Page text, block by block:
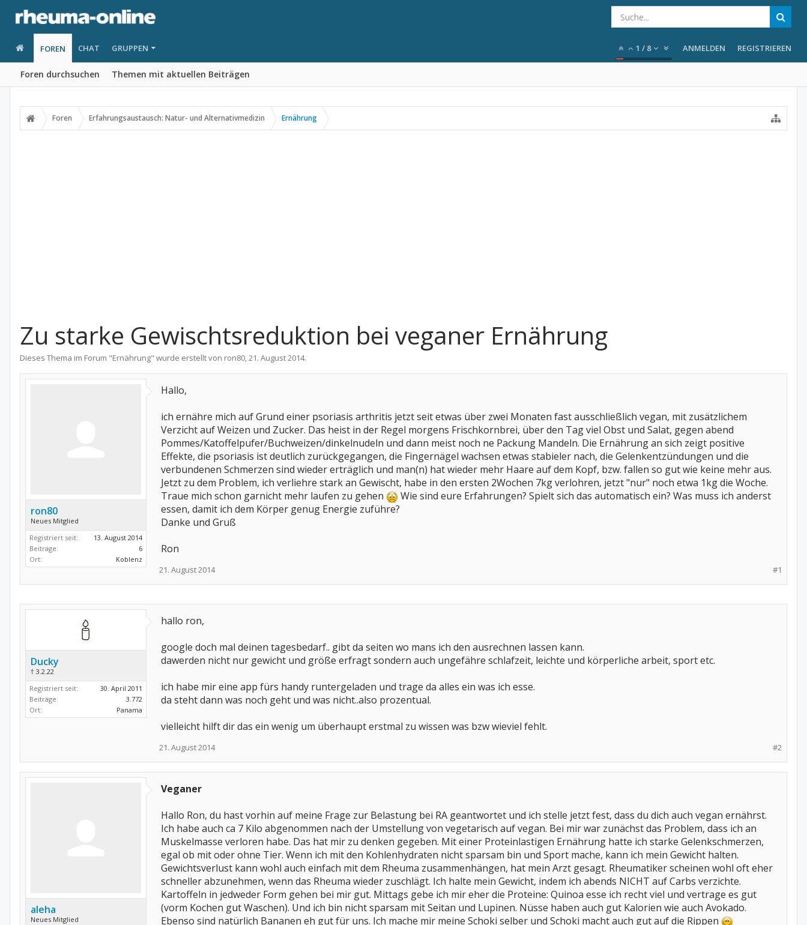
FOREN
Foren durchsuchen Themen mit aktuellen Beiträgen
CHAT GRUPPEN 1 / 8 ANMELDEN REGISTRIEREN
Foren Erfahrungsaustausch: Natur- und Alternativmedizin Ernährung
Zu starke Gewischtsreduktion bei veganer Ernährung
Dieses Thema im Forum "Ernährung" wurde erstellt von ron80,21. August 2014.
ron80
Neues Mitglied
Registriert seit:
13. August 2014
Beiträge:
6
Ort:
Koblenz
Hallo,
ich ernähre mich auf Grund einer psoriasis arthritis jetzt seit etwas über zwei Monaten fast ausschließlich vegan, mit zusätzlichem
Verzicht auf Weizen und Zucker. Das heist in der Regel morgens Frischkornbrei, über den Tag viel Obst und Salat, gegen abend
Pommes/Katoffelpufer/Buchweizen/dinkelnudeln und dann meist noch ne Packung Mandeln. Die Ernährung an sich zeigt positive
Effekte, die psoriasis ist deutlich zurückgegangen, die Fingernägel wachsen etwas stabieler nach, die Gelenkentzündungen und die
verbundenen Schmerzen sind wieder erträglich und man(n) hat wieder mehr Haare auf dem Kopf, bzw. fallen so gut wie keine mehr aus.
Jetzt zu dem Problem, ich verliehre stark an Gewischt, habe in den ersten 2Wochen 7kg verlohren, jetzt "nur" noch etwa 1kg die Woche.
Traue mich schon garnicht mehr laufen zu gehen
Wie sind eure Erfahrungen? Spielt sich das automatisch ein? Was muss ich anderst
essen, damit ich dem Körper genug Energie zuführe?
Danke und Gruß
Ron
#1
21. August 2014
Ducky
† 3.2.22
Registriert seit:
30. April 2011
Beiträge:
3.772
Ort:
Panama
hallo ron,
google doch mal deinen tagesbedarf.. gibt da seiten wo mans ich den ausrechnen lassen kann.
dawerden nicht nur gewicht und größe erfragt sondern auch ungefähre schlafzeit, leichte und körperliche arbeit, sport etc.
ich habe mir eine app fürs handy runtergeladen und trage da alles ein was ich esse.
da steht dann was noch geht und was nicht..also prozentual.
vielleicht hilft dir das ein wenig um überhaupt erstmal zu wissen was bzw wieviel fehlt.
#2
21. August 2014
aleha
Neues Mitglied
Veganer
Hallo Ron, du hast vorhin auf meine Frage zur Belastung bei RA geantwortet und ich stelle jetzt fest, dass du dich auch vegan ernährst.
Ich habe auch ca 7 Kilo abgenommen nach der Umstellung von vegetarisch auf vegan. Bei mir war zunächst das Problem, dass ich an
Muskelmasse verloren habe. Das hat mir zu denken gegeben. Mit einer Proteinlastigen Ernährung hatte ich starke Gelenkschmerzen,
egal ob mit oder ohne Tier. Wenn ich mit den Kohlenhydraten nicht sparsam bin und Sport mache, kann ich mein Gewicht halten.
Gewichtsverlust kann wohl auch einfach mit dem Rheuma zusammenhängen, hat mein Arzt gesagt. Rheumatiker scheinen wohl oft eher
schneller abzunehmen, wenn das Rheuma wieder zuschlägt. Ich halte mein Gewicht, indem ich abends NICHT auf Carbs verzichte.
Kartoffeln in jedweder Form gehen bei mir gut. Mittags gebe ich mir eher die Proteine: Quinoa esse ich recht viel und vertrage es gut
(vorm Kochen gut Waschen). Und ich bin nicht sparsam mit Seitan und Lupinen. Nüsse haben auch gut Kalorien wie auch Avokado.
Ebenso sind natürlich Bananen eh gut für uns. Ich mache mir meine Schoki selber und Schoki macht auch gut auf die Rippen